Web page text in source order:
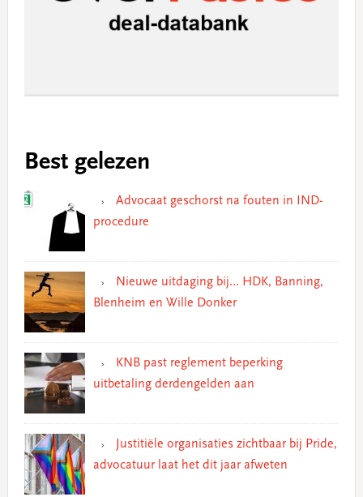
Best gelezen
Advocaat geschorst na fouten in IND-
procedure
Nieuwe uitdaging bij… HDK, Banning,
Blenheim en Wille Donker
KNB past reglement beperking
uitbetaling derdengelden aan
Justitiële organisaties zichtbaar bij Pride,
advocatuur laat het dit jaar afweten